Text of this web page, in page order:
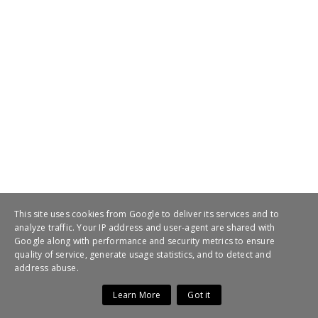
2026 | Greecevideotv | All Rights Reserved
This site uses cookies from Google to deliver its services and to
analyze traffic. Your IP address and user-agent are shared with
Google along with performance and security metrics to ensure
quality of service, generate usage statistics, and to detect and
address abuse.
Learn More Got it